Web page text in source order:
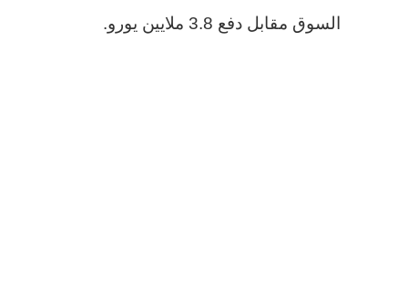
السوق مقابل دفع 3.8 ملايين يورو.